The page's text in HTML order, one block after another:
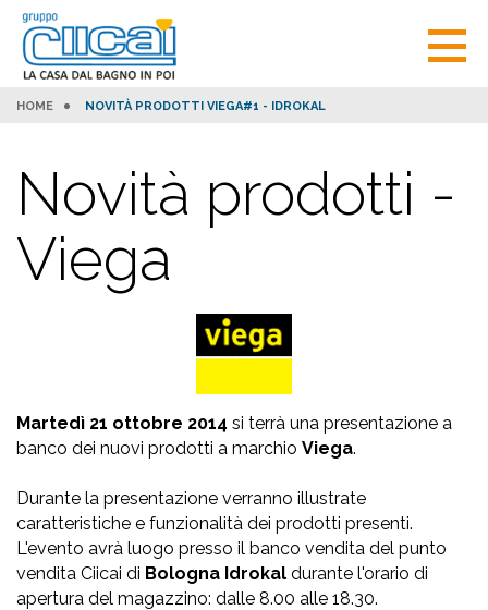
HOME NOVITÀ PRODOTTI VIEGA#1 - IDROKAL
Novità prodotti -
Viega
Martedì 21 ottobre 2014 si terrà una presentazione a
banco dei nuovi prodotti a marchio Viega.
Durante la presentazione verranno illustrate
caratteristiche e funzionalità dei prodotti presenti.
L'evento avrà luogo presso il banco vendita del punto
vendita Ciicai di Bologna Idrokal durante l'orario di
apertura del magazzino: dalle 8.00 alle 18.30.